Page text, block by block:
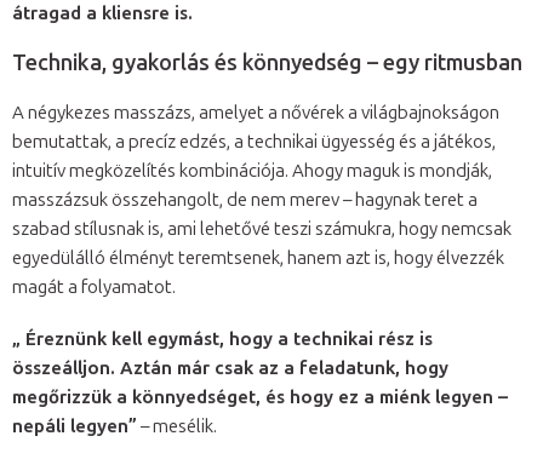
átragad a kliensre is.
Technika, gyakorlás és könnyedség – egy ritmusban
A négykezes masszázs, amelyet a nővérek a világbajnokságon
bemutattak, a precíz edzés, a technikai ügyesség és a játékos,
intuitív megközelítés kombinációja. Ahogy maguk is mondják,
masszázsuk összehangolt, de nem merev – hagynak teret a
szabad stílusnak is, ami lehetővé teszi számukra, hogy nemcsak
egyedülálló élményt teremtsenek, hanem azt is, hogy élvezzék
magát a folyamatot.
„ Éreznünk kell egymást, hogy a technikai rész is
összeálljon. Aztán már csak az a feladatunk, hogy
megőrizzük a könnyedséget, és hogy ez a miénk legyen –
nepáli legyen” – mesélik.